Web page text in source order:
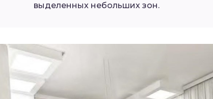
выделенных небольших зон.